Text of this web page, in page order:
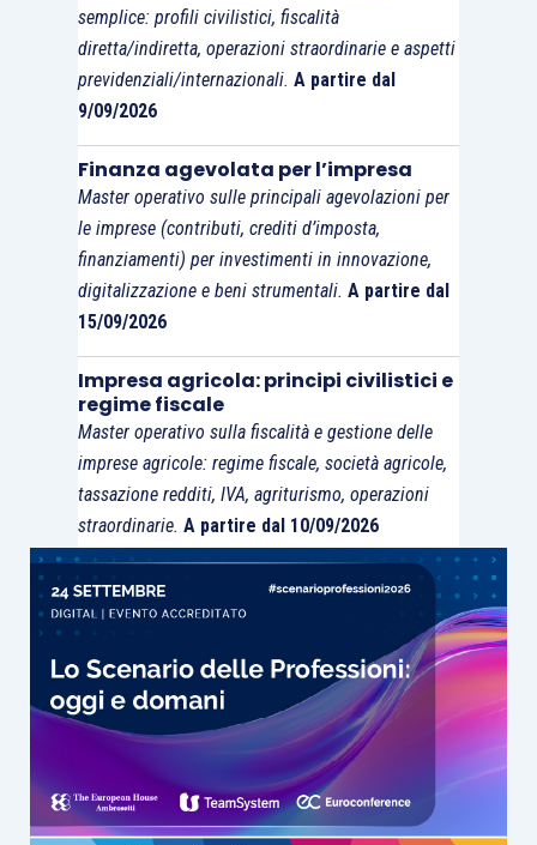
semplice: profili civilistici, fiscalità
diretta/indiretta, operazioni straordinarie e aspetti
previdenziali/internazionali. A partire dal
9/09/2026
Finanza agevolata per l’impresa
Master operativo sulle principali agevolazioni per
le imprese (contributi, crediti d’imposta,
finanziamenti) per investimenti in innovazione,
digitalizzazione e beni strumentali. A partire dal
15/09/2026
Impresa agricola: principi civilistici e
regime fiscale
Master operativo sulla fiscalità e gestione delle
imprese agricole: regime fiscale, società agricole,
tassazione redditi, IVA, agriturismo, operazioni
straordinarie. A partire dal 10/09/2026